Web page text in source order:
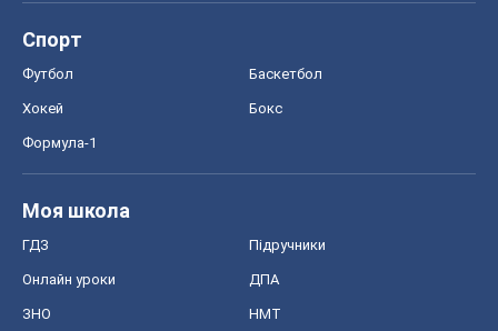
Спорт
Футбол Баскетбол
Хокей Бокс
Формула-1
Моя школа
ГДЗ Підручники
Онлайн уроки ДПА
ЗНО НМТ